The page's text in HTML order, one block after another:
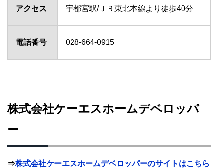
アクセス 宇都宮駅/ＪＲ東北本線より徒歩40分
電話番号 028-664-0915
株式会社ケーエスホームデベロッパ
ー
⇒株式会社ケーエスホームデベロッパーのサイトはこちら